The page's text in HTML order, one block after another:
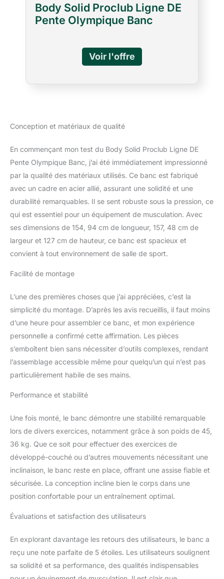
Body Solid Proclub Ligne DE
Pente Olympique Banc
Conception et matériaux de qualité
En commençant mon test du Body Solid Proclub Ligne DE
Pente Olympique Banc, j’ai été immédiatement impressionné
par la qualité des matériaux utilisés. Ce banc est fabriqué
avec un cadre en acier allié, assurant une solidité et une
durabilité remarquables. Il se sent robuste sous la pression, ce
qui est essentiel pour un équipement de musculation. Avec
ses dimensions de 154, 94 cm de longueur, 157, 48 cm de
largeur et 127 cm de hauteur, ce banc est spacieux et
convient à tout environnement de salle de sport.
Facilité de montage
L’une des premières choses que j’ai appréciées, c’est la
simplicité du montage. D’après les avis recueillis, il faut moins
d’une heure pour assembler ce banc, et mon expérience
personnelle a confirmé cette affirmation. Les pièces
s’emboîtent bien sans nécessiter d’outils complexes, rendant
l’assemblage accessible même pour quelqu’un qui n’est pas
particulièrement habile de ses mains.
Performance et stabilité
Une fois monté, le banc démontre une stabilité remarquable
lors de divers exercices, notamment grâce à son poids de 45,
36 kg. Que ce soit pour effectuer des exercices de
développé-couché ou d’autres mouvements nécessitant une
inclinaison, le banc reste en place, offrant une assise fiable et
sécurisée. La conception incline bien le corps dans une
position confortable pour un entraînement optimal.
Évaluations et satisfaction des utilisateurs
En explorant davantage les retours des utilisateurs, le banc a
reçu une note parfaite de 5 étoiles. Les utilisateurs soulignent
sa solidité et sa performance, des qualités indispensables